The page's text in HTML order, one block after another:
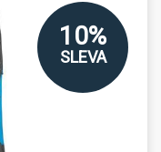
10%
SLEVA